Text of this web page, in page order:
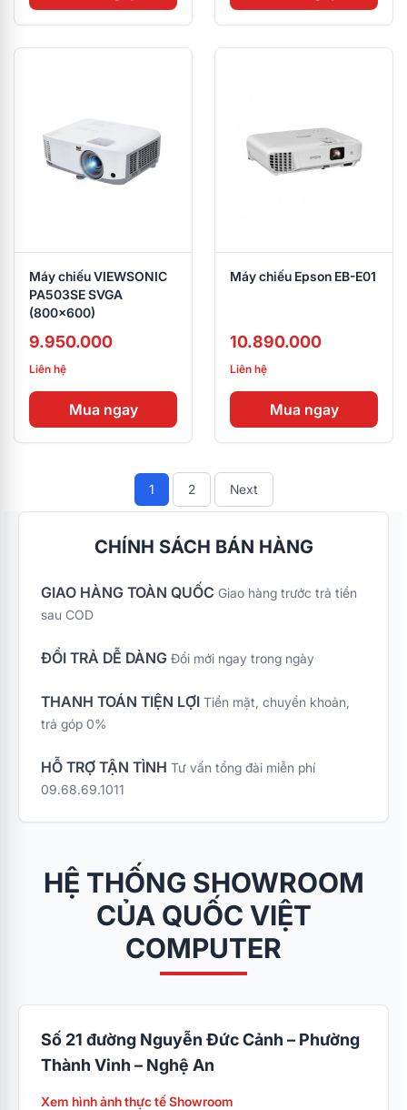
Máy chiếu VIEWSONIC
PA503SE SVGA
(800x600)
9.950.000
Liên hệ
Mua ngay
Máy chiếu Epson EB-E01
10.890.000
Liên hệ
Mua ngay
1 2 Next
CHÍNH SÁCH BÁN HÀNG
GIAO HÀNG TOÀN QUỐC Giao hàng trước trả tiền
sau COD
ĐỔI TRẢ DỄ DÀNG Đổi mới ngay trong ngày
THANH TOÁN TIỆN LỢI Tiền mặt, chuyển khoản,
trả góp 0%
HỖ TRỢ TẬN TÌNH Tư vấn tổng đài miễn phí
09.68.69.1011
HỆ THỐNG SHOWROOM
CỦA QUỐC VIỆT
COMPUTER
Số 21 đường Nguyễn Đức Cảnh – Phường
Thành Vinh – Nghệ An
Xem hình ảnh thực tế Showroom